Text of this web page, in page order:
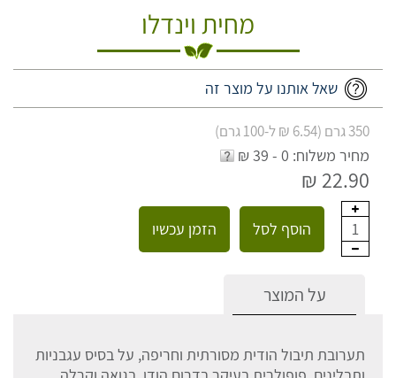
מחית וינדלו
שאל אותנו על מוצר זה
350 גרם (6.54 ₪ ל-100 גרם)
מחיר משלוח: 0 - 39 ₪
22.90 ₪
1 הוסף לסל הזמן עכשיו
על המוצר
תערובת תיבול הודית מסורתית וחריפה, על בסיס עגבניות